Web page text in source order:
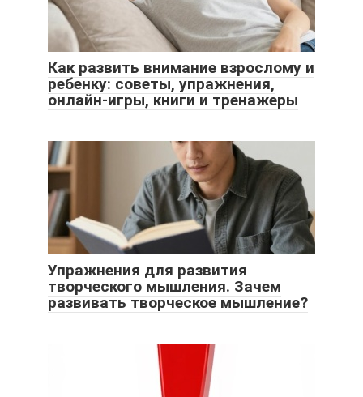
Как развить внимание взрослому и
ребенку: советы, упражнения,
онлайн-игры, книги и тренажеры
Упражнения для развития
творческого мышления. Зачем
развивать творческое мышление?